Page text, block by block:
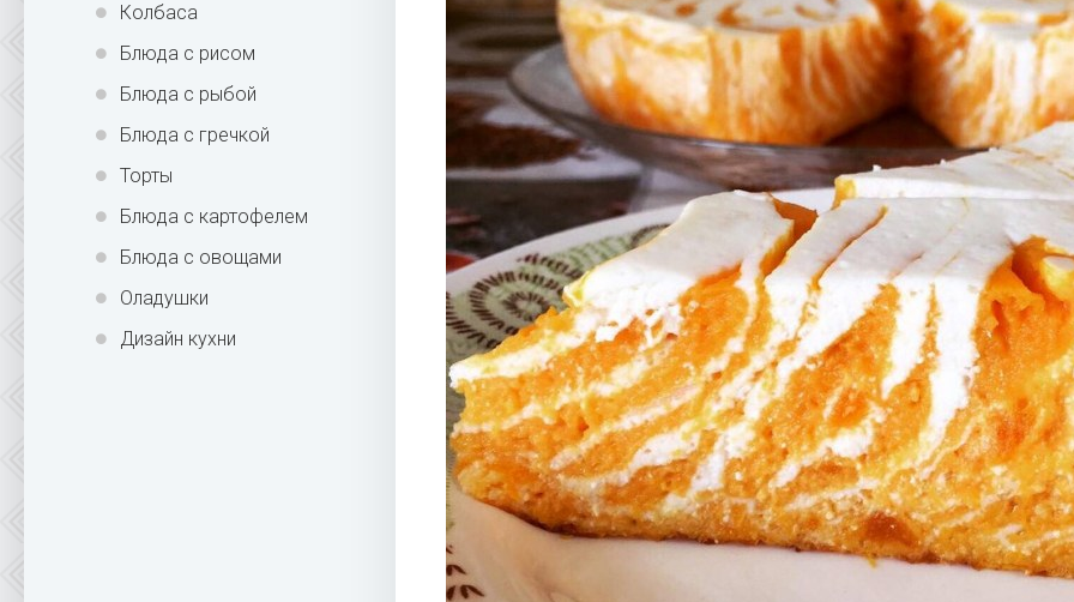
Колбаса
Блюда с рисом
Блюда с рыбой
Блюда с гречкой
Торты
Блюда с картофелем
Блюда с овощами
Оладушки
Дизайн кухни